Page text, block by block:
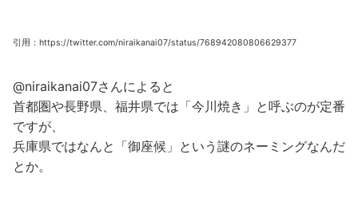
引用：https://twitter.com/niraikanai07/status/768942080806629377
@niraikanai07さんによると
首都圏や長野県、福井県では「今川焼き」と呼ぶのが定番
ですが、
兵庫県ではなんと「御座候」という謎のネーミングなんだ
とか。